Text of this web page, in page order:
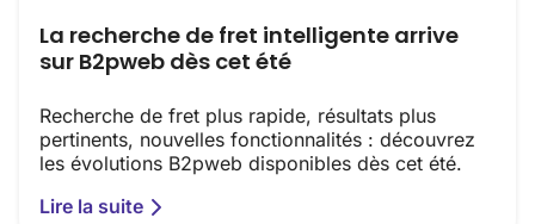
La recherche de fret intelligente arrive
sur B2pweb dès cet été
Recherche de fret plus rapide, résultats plus
pertinents, nouvelles fonctionnalités : découvrez
les évolutions B2pweb disponibles dès cet été.
Lire la suite